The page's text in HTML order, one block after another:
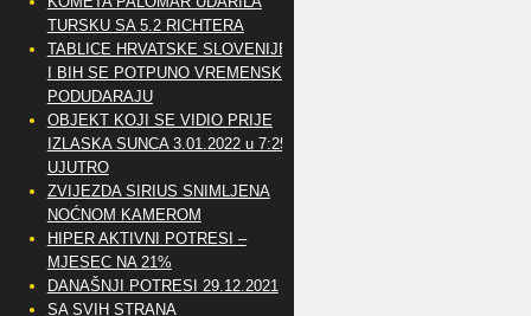
TURSKU SA 5.2 RICHTERA
TABLICE HRVATSKE SLOVENIJE
I BIH SE POTPUNO VREMENSKI
PODUDARAJU
OBJEKT KOJI SE VIDIO PRIJE
IZLASKA SUNCA 3.01.2022 u 7:25
UJUTRO
ZVIJEZDA SIRIUS SNIMLJENA
NOĆNOM KAMEROM
HIPER AKTIVNI POTRESI –
MJESEC NA 21%
DANAŠNJI POTRESI 29.12.2021
SA SVIH STRANA